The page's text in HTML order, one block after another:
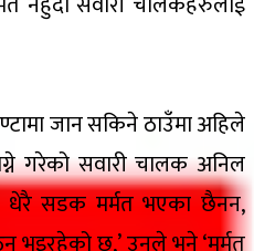
जान सकिने ठाउँमा अहिले
गरेको सवारी चालक अनिल
धेरै सडक मर्मत भएका छैनन,